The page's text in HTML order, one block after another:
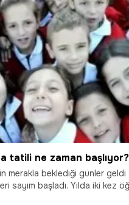
Eğitim
merakla beklediği günler geldi
sayım başladı. Yılda iki kez